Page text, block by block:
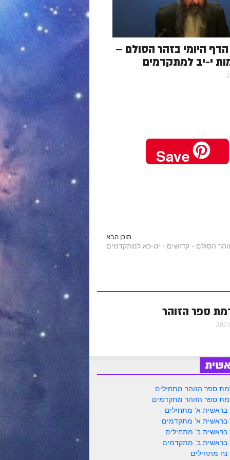
– הדף היומי בזהר הסולם –
י-יב למתקדמים
Save
תוכן הבא
ספר הזוהר
ספר הזוהר מתחילים
ספר הזוהר מתקדמים
בראשית א' מתחילים
בראשית א' מתקדמים
בראשית ב' מתחילים
בראשית ב' מתקדמים
נח מתחילים